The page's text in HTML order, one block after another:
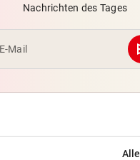
Nachrichten des Tages
E-Mail